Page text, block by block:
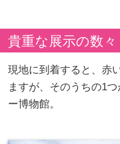
貴重な展示の数々
現地に到着すると、赤
ますが、そのうちの1
ー博物館。